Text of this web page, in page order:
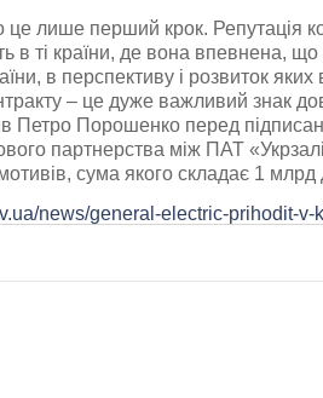
лише перший крок. Репутація
в ті країни, де вона впевнена, що
в перспективу і розвиток яких
– це дуже важливий знак
Петро Порошенко перед
партнерства між ПАТ
сума якого складає 1
news/general-electric-prihodit-